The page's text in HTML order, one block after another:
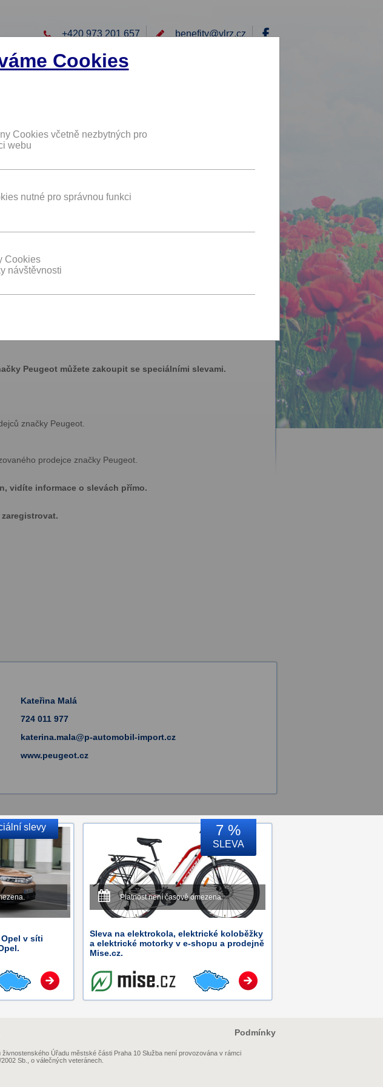
+420 973 201 657 benefity@vlrz.cz
Cookies
Cookies včetně nezbytných pro
webu
nutné pro správnou funkci
Cookies
návštěvnosti
časově omezena.
pro čerpání benefitu se
šarm.
Peugeot můžete zakoupit se speciálními slevami.
značky Peugeot.
prodejce značky Peugeot.
vidíte informace o slevách přímo.
Kateřina Malá
724 011 977
katerina.mala@p-automobil-import.cz
www.peugeot.cz
slevy
v síti
7 %
SLEVA
Platnost není časově omezena.
Sleva na elektrokola, elektrické koloběžky
a elektrické motorky v e-shopu a prodejně
Mise.cz.
Podmínky
Úřadu městské části Praha 10 Služba není provozována v rámci
Sb., o válečných veteránech.